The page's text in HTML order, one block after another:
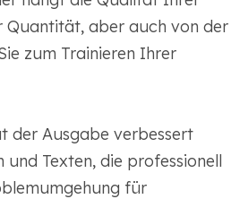
Quantität, aber auch von der
zum Trainieren Ihrer
der Ausgabe verbessert
Texten, die professionell
für